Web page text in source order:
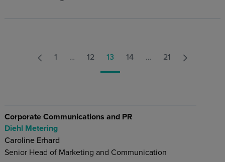
1 … 12 13 14 … 21
Corporate Communications and PR
Diehl Metering
Caroline Erhard
Senior Head of Marketing and Communication